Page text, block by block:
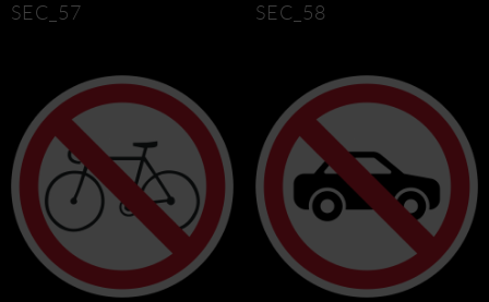
SEC_57
SEC_58